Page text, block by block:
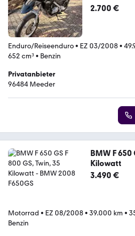
2.700 €
Enduro/Reiseenduro• EZ 03/2008•
652 cm³• Benzin
Privatanbieter
96484 Meeder
BMW F 650
Kilowatt
3.490 €
Motorrad • EZ 08/2008• 39.000 km •
Benzin